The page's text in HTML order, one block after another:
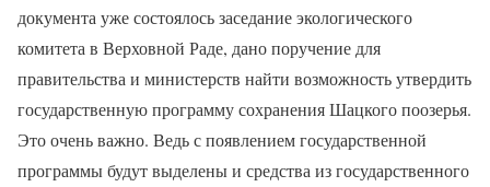
документа уже состоялось заседание экологического
комитета в Верховной Раде, дано поручение для
правительства и министерств найти возможность утвердить
государственную программу сохранения Шацкого поозерья.
Это очень важно. Ведь с появлением государственной
программы будут выделены и средства из государственного